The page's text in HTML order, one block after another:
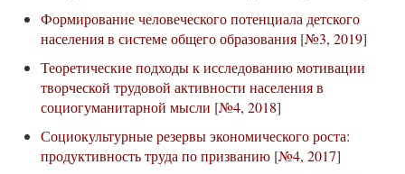
Формирование человеческого потенциала детского
населения в системе общего образования [№3, 2019]
Теоретические подходы к исследованию мотивации
творческой трудовой активности населения в
социогуманитарной мысли [№4, 2018]
Социокультурные резервы экономического роста:
продуктивность труда по призванию [№4, 2017]